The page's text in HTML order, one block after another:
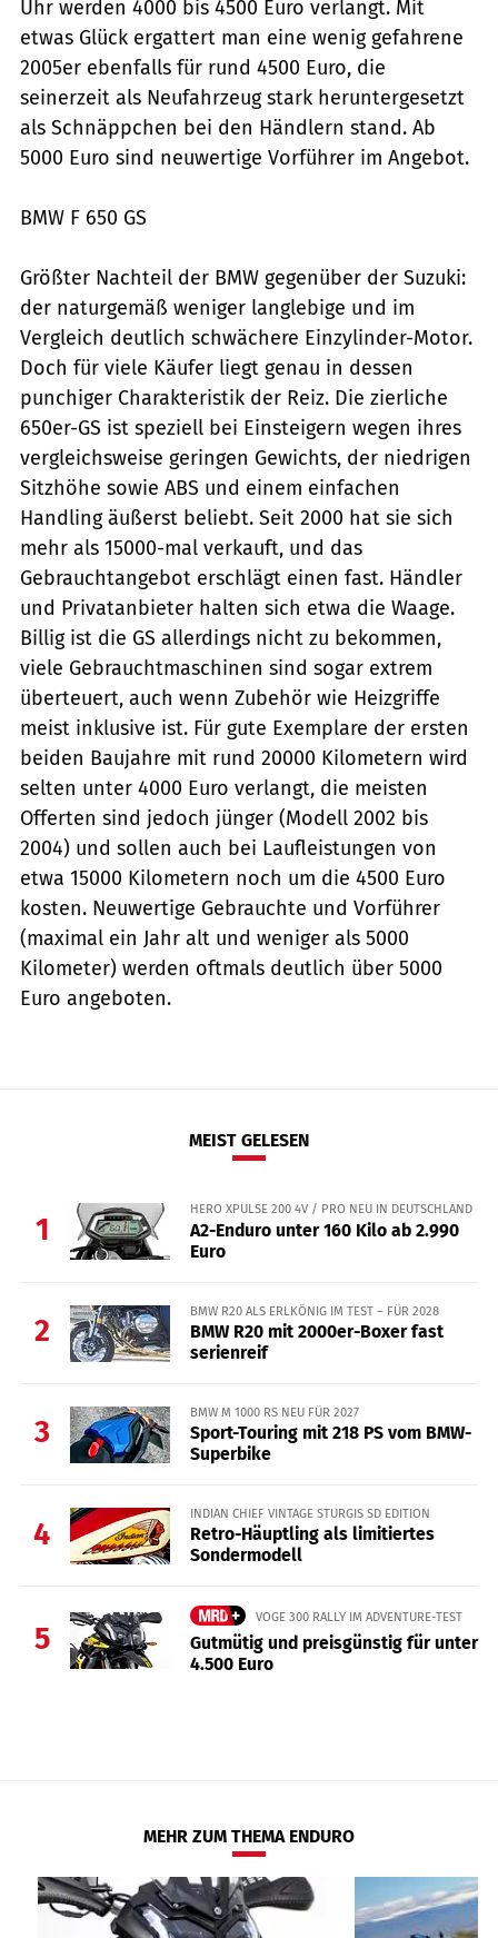
Uhr werden 4000 bis 4500 Euro verlangt. Mit
etwas Glück ergattert man eine wenig gefahrene
2005er ebenfalls für rund 4500 Euro, die
seinerzeit als Neufahrzeug stark heruntergesetzt
als Schnäppchen bei den Händlern stand. Ab
5000 Euro sind neuwertige Vorführer im Angebot.
BMW F 650 GS
Größter Nachteil der BMW gegenüber der Suzuki:
der naturgemäß weniger langlebige und im
Vergleich deutlich schwächere Einzylinder-Motor.
Doch für viele Käufer liegt genau in dessen
punchiger Charakteristik der Reiz. Die zierliche
650er-GS ist speziell bei Einsteigern wegen ihres
vergleichsweise geringen Gewichts, der niedrigen
Sitzhöhe sowie ABS und einem einfachen
Handling äußerst beliebt. Seit 2000 hat sie sich
mehr als 15000-mal verkauft, und das
Gebrauchtangebot erschlägt einen fast. Händler
und Privatanbieter halten sich etwa die Waage.
Billig ist die GS allerdings nicht zu bekommen,
viele Gebrauchtmaschinen sind sogar extrem
überteuert, auch wenn Zubehör wie Heizgriffe
meist inklusive ist. Für gute Exemplare der ersten
beiden Baujahre mit rund 20000 Kilometern wird
selten unter 4000 Euro verlangt, die meisten
Offerten sind jedoch jünger (Modell 2002 bis
2004) und sollen auch bei Laufleistungen von
etwa 15000 Kilometern noch um die 4500 Euro
kosten. Neuwertige Gebrauchte und Vorführer
(maximal ein Jahr alt und weniger als 5000
Kilometer) werden oftmals deutlich über 5000
Euro angeboten.
MEIST GELESEN
1
HERO XPULSE 200 4V / PRO NEU IN DEUTSCHLAND
A2-Enduro unter 160 Kilo ab 2.990
Euro
2
BMW R20 ALS ERLKÖNIG IM TEST – FÜR 2028
BMW R20 mit 2000er-Boxer fast
serienreif
3
BMW M 1000 RS NEU FÜR 2027
Sport-Touring mit 218 PS vom BMW-
Superbike
4
INDIAN CHIEF VINTAGE STURGIS SD EDITION
Retro-Häuptling als limitiertes
Sondermodell
5
VOGE 300 RALLY IM ADVENTURE-TEST
Gutmütig und preisgünstig für unter
4.500 Euro
MEHR ZUM THEMA ENDURO